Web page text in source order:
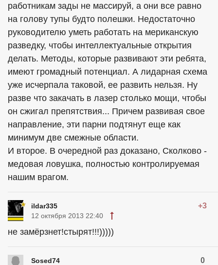
работникам зады не массируй, а они все равно
на голову тупы будто полешки. Недостаточно
руководителю уметь работать на мериканскую
разведку, чтобы интеллектуальные открытия
делать. Методы, которые развивают эти ребята,
имеют громадный потенциал. А лидарная схема
уже исчерпала таковой, ее развить нельзя. Ну
разве что закачать в лазер столько мощи, чтобы
он сжигал препятствия... Причем развивая свое
направление, эти парни подтянут еще как
минимум две смежные области.
И второе. В очередной раз доказано, Сколково -
медовая ловушка, полностью контролируемая
нашим врагом.
ildar335 +3
12 октября 2013 22:40
не замёрзнет!стырят!!!)))))
Sosed74 0